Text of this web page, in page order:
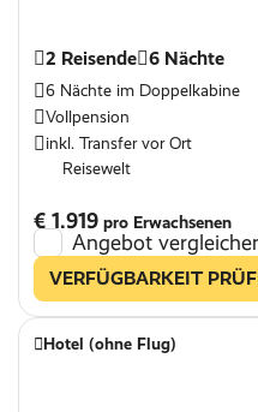
2 Reisende 6 Nächte
6 Nächte im Doppelkabine
Vollpension
inkl. Transfer vor Ort
Reisewelt
€ 1.919 pro Erwachsenen
Angebot
VERFÜGBARKEIT
Hotel (ohne Flug)